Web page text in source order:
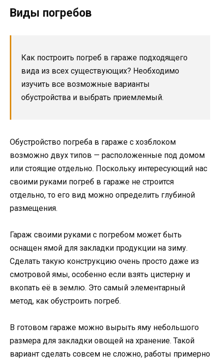
Виды погребов
Как построить погреб в гараже подходящего
вида из всех существующих? Необходимо
изучить все возможные варианты
обустройства и выбрать приемлемый.
Обустройство погреба в гараже с хозблоком
возможно двух типов — расположенные под домом
или стоящие отдельно. Поскольку интересующий нас
своими руками погреб в гараже не строится
отдельно, то его вид можно определить глубиной
размещения.
Гараж своими руками с погребом может быть
оснащен ямой для закладки продукции на зиму.
Сделать такую конструкцию очень просто даже из
смотровой ямы, особенно если взять цистерну и
вкопать её в землю. Это самый элементарный
метод, как обустроить погреб.
В готовом гараже можно вырыть яму небольшого
размера для закладки овощей на хранение. Такой
вариант сделать совсем не сложно, работы примерно